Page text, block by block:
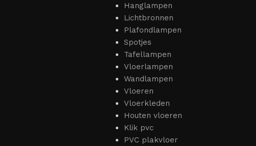
Hanglampen
Lichtbronnen
Plafondlampen
Spotjes
Tafellampen
Vloerlampen
Wandlampen
Vloeren
Vloerkleden
Houten vloeren
Klik pvc
PVC plakvloer